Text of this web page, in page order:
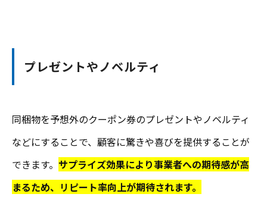
プレゼントやノベルティ
同梱物を予想外のクーポン券のプレゼントやノベルティ
などにすることで、顧客に驚きや喜びを提供することが
できます。 サプライズ効果により事業者への期待感が高
まるため、リピート率向上が期待されます。